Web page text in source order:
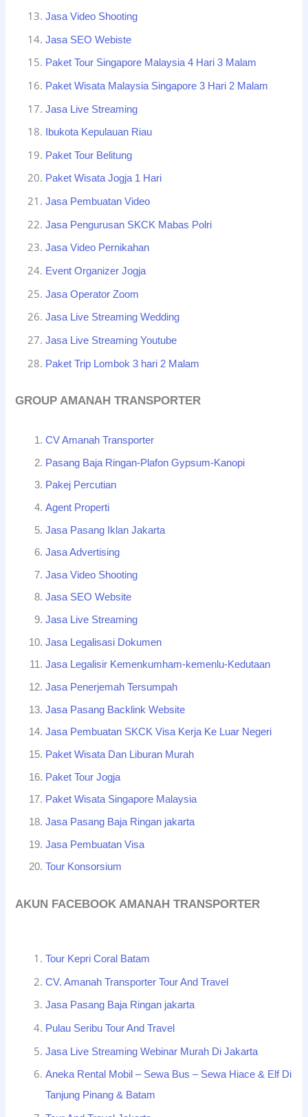
Jasa Video Shooting
Jasa SEO Webiste
Paket Tour Singapore Malaysia 4 Hari 3 Malam
Paket Wisata Malaysia Singapore 3 Hari 2 Malam
Jasa Live Streaming
Ibukota Kepulauan Riau
Paket Tour Belitung
Paket Wisata Jogja 1 Hari
Jasa Pembuatan Video
Jasa Pengurusan SKCK Mabas Polri
Jasa Video Pernikahan
Event Organizer Jogja
Jasa Operator Zoom
Jasa Live Streaming Wedding
Jasa Live Streaming Youtube
Paket Trip Lombok 3 hari 2 Malam
GROUP AMANAH TRANSPORTER
CV Amanah Transporter
Pasang Baja Ringan-Plafon Gypsum-Kanopi
Pakej Percutian
Agent Properti
Jasa Pasang Iklan Jakarta
Jasa Advertising
Jasa Video Shooting
Jasa SEO Website
Jasa Live Streaming
Jasa Legalisasi Dokumen
Jasa Legalisir Kemenkumham-kemenlu-Kedutaan
Jasa Penerjemah Tersumpah
Jasa Pasang Backlink Website
Jasa Pembuatan SKCK Visa Kerja Ke Luar Negeri
Paket Wisata Dan Liburan Murah
Paket Tour Jogja
Paket Wisata Singapore Malaysia
Jasa Pasang Baja Ringan jakarta
Jasa Pembuatan Visa
Tour Konsorsium
AKUN FACEBOOK AMANAH TRANSPORTER
Tour Kepri Coral Batam
CV. Amanah Transporter Tour And Travel
Jasa Pasang Baja Ringan jakarta
Pulau Seribu Tour And Travel
Jasa Live Streaming Webinar Murah Di Jakarta
Aneka Rental Mobil – Sewa Bus – Sewa Hiace & Elf Di
Tanjung Pinang & Batam